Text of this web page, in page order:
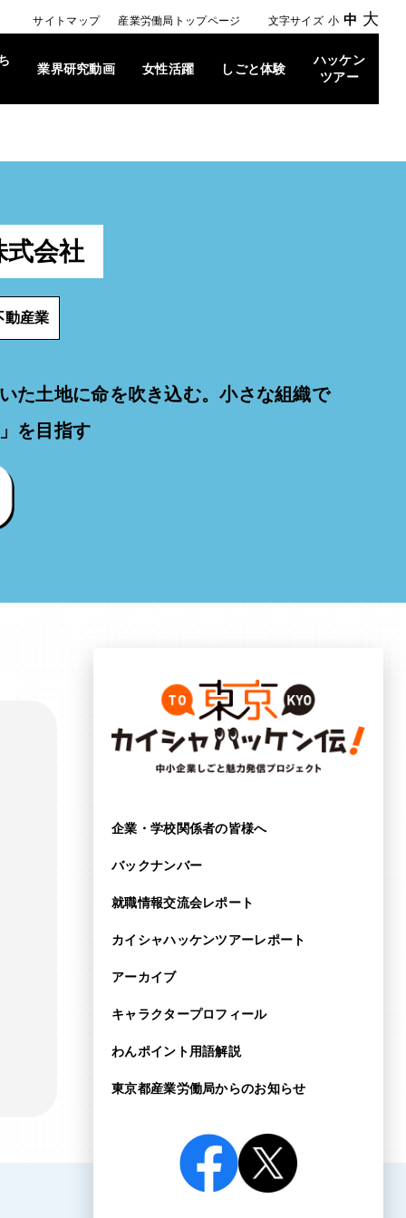
サイトマップ 産業労働局トップページ 文字サイズ 小 中 大
業界研究動画 女性活躍 しごと体験
ハッケン
ツアー
会社
動産業
た土地に命を吹き込む。小さな組織で
を目指す
企業・学校関係者の皆様へ
バックナンバー
就職情報交流会レポート
カイシャハッケンツアーレポート
アーカイブ
キャラクタープロフィール
わんポイント用語解説
東京都産業労働局からのお知らせ